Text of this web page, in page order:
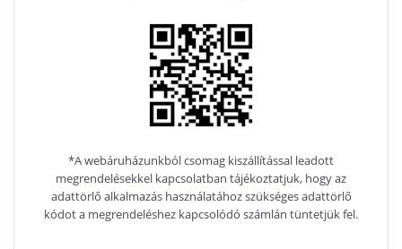
*A webáruházunkból csomag kiszállítással leadott
megrendelésekkel kapcsolatban tájékoztatjuk, hogy az
adattörlő alkalmazás használatához szükséges adattörlő
kódot a megrendeléshez kapcsolódó számlán tüntetjük fel.